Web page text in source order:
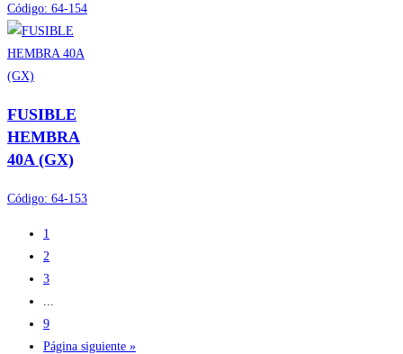
Código: 64-154
FUSIBLE
HEMBRA
40A (GX)
Código: 64-153
1
2
3
9
Página siguiente »